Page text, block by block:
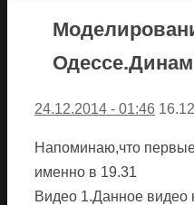
24.12.2014 - 01:46
Напоминаю,что
именно в 19.31
Видео 1.Данное видео